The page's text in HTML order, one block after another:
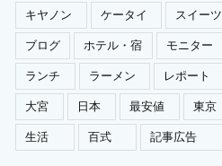
キヤノン
ケータイ スイーツ
ブログ
ホテル・宿 モニター
ランチ
ラーメン レポート
大宮
日本 最安値 東京
生活
百式 記事広告